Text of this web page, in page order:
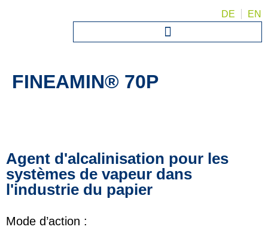
DE EN
FINEAMIN® 70P
Agent d'alcalinisation pour les
systèmes de vapeur dans
l'industrie du papier
Mode d’action :